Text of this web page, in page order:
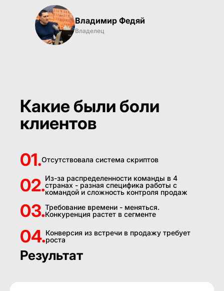
Владимир Федяй
Владелец
Какие были боли
клиентов
01.Отсутствовала система скриптов
02.Из-за распределенности команды в 4
странах - разная специфика работы с
командой и сложность контроля продаж
03.Требование времени - меняться.
Конкуренция растет в сегменте
04.Конверсия из встречи в продажу требует
роста
Результат